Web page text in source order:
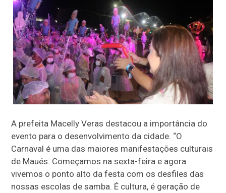
A prefeita Macelly Veras destacou a importância do
evento para o desenvolvimento da cidade. “O
Carnaval é uma das maiores manifestações culturais
de Maués. Começamos na sexta-feira e agora
vivemos o ponto alto da festa com os desfiles das
nossas escolas de samba. É cultura, é geração de